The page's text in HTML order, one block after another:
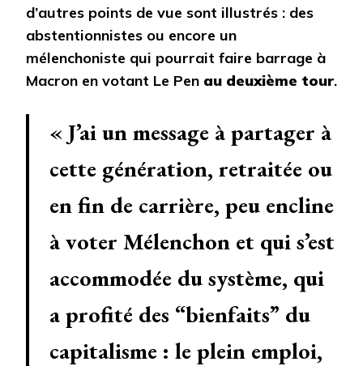
d’autres points de vue sont illustrés : des
abstentionnistes ou encore un
mélenchoniste qui pourrait faire barrage à
Macron en votant Le Pen au deuxième tour.
« J’ai un message à partager à
cette génération, retraitée ou
en fin de carrière, peu encline
à voter Mélenchon et qui s’est
accommodée du système, qui
a profité des “bienfaits” du
capitalisme : le plein emploi,